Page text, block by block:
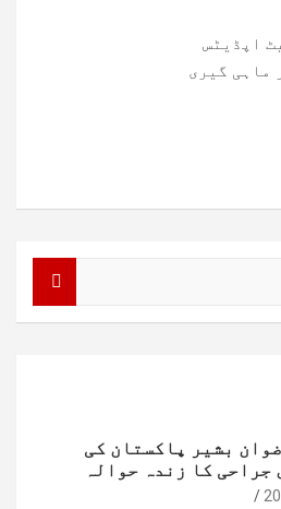
اپڈیٹس
ماہی گیری
بشیر پاکستان کی
جراحی کا زندہ حوالہ